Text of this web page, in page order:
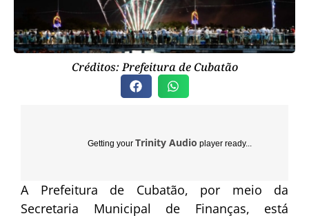
Créditos: Prefeitura de Cubatão
Getting your Trinity Audio player ready...
A Prefeitura de Cubatão, por meio da
Secretaria Municipal de Finanças, está